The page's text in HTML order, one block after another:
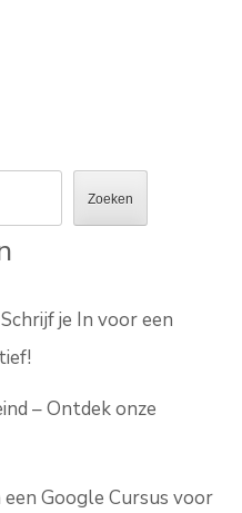
Zoeken
je In voor een
– Ontdek onze
Google Cursus voor